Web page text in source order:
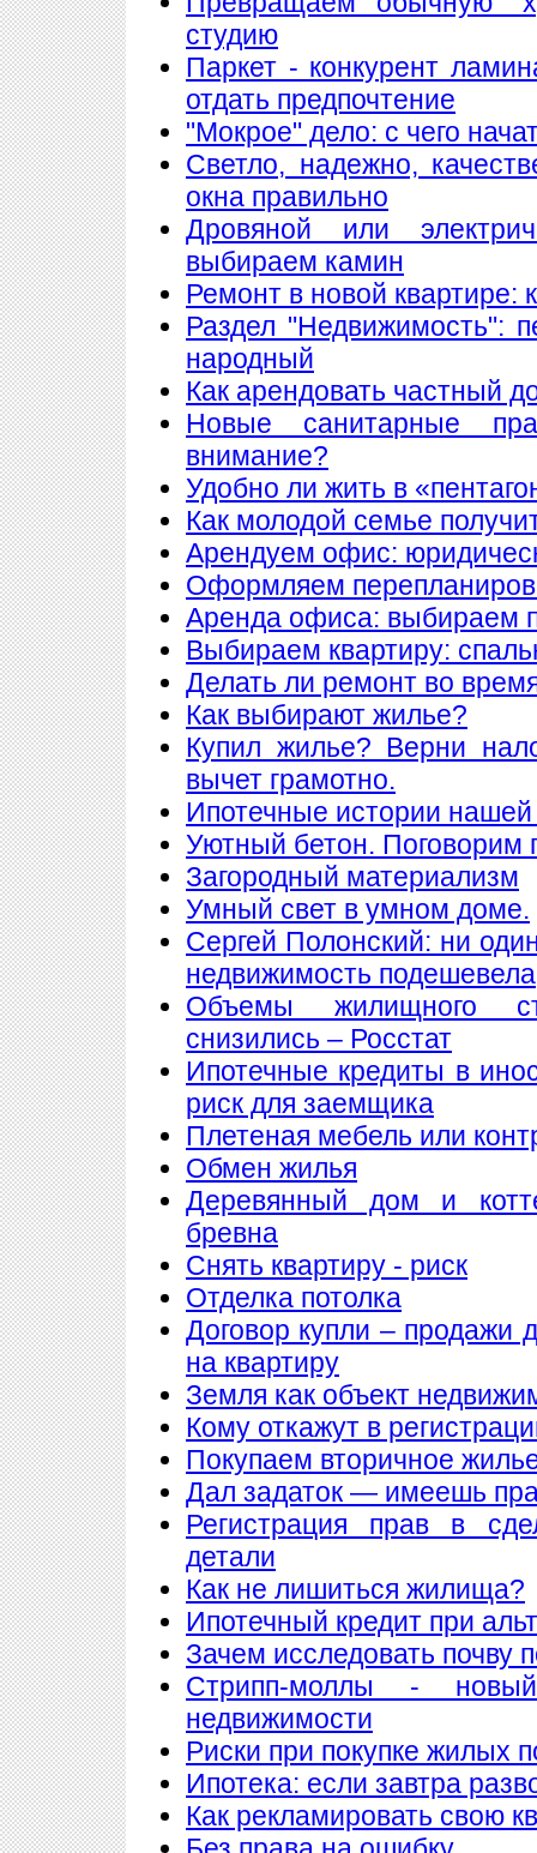
студию
Паркет - конкурент
отдать предпочтение
"Мокрое" дело: с чего
Светло, надежно,
окна правильно
Дровяной или
выбираем камин
Ремонт в новой квартире:
Раздел "Недвижимость":
народный
Как арендовать частный
Новые санитарные
внимание?
Удобно ли жить в
Как молодой семье
Арендуем офис:
Оформляем
Аренда офиса: выбираем
Выбираем квартиру:
Делать ли ремонт во
Как выбирают жилье?
Купил жилье? Верни
вычет грамотно.
Ипотечные истории нашей
Уютный бетон. Поговорим
Загородный материализм
Умный свет в умном доме.
Сергей Полонский: ни
недвижимость подешевела
Объемы жилищного
снизились – Росстат
Ипотечные кредиты в
риск для заемщика
Плетеная мебель или
Обмен жилья
Деревянный дом и
бревна
Снять квартиру - риск
Отделка потолка
Договор купли – продажи
на квартиру
Земля как объект
Кому откажут в
Покупаем вторичное
Дал задаток — имеешь
Регистрация прав в
детали
Как не лишиться жилища?
Ипотечный кредит при
Зачем исследовать почву
Стрипп-моллы -
недвижимости
Риски при покупке жилых
Ипотека: если завтра
Как рекламировать свою